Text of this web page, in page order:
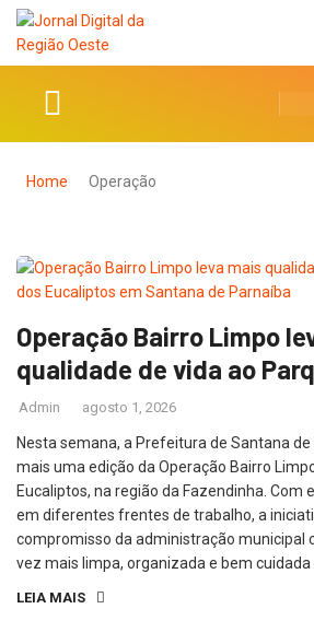
Home Operação
Operação Bairro Limpo
qualidade de vida ao
Admin agosto 1, 2026
Nesta semana, a Prefeitura de Santana
mais uma edição da Operação Bairro
Eucaliptos, na região da Fazendinha. Com
em diferentes frentes de trabalho, a
compromisso da administração municipal
vez mais limpa, organizada e bem cuidada
LEIA MAIS